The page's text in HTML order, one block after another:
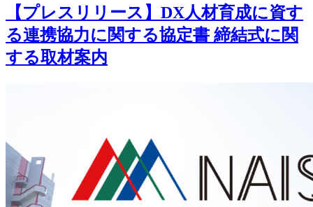
【プレスリリース】DX人材育成に資す
る連携協力に関する協定書 締結式に関
する取材案内